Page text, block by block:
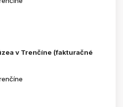
v Trenčíne (fakturačné